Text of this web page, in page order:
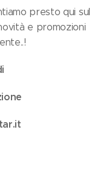
presto qui sul
e promozioni